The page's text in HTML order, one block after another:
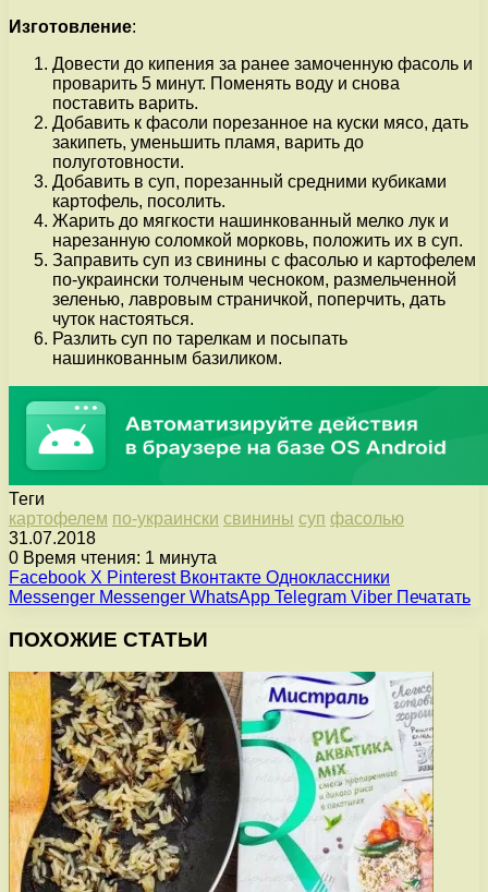
Изготовление:
Довести до кипения за ранее замоченную фасоль и
проварить 5 минут. Поменять воду и снова
поставить варить.
Добавить к фасоли порезанное на куски мясо, дать
закипеть, уменьшить пламя, варить до
полуготовности.
Добавить в суп, порезанный средними кубиками
картофель, посолить.
Жарить до мягкости нашинкованный мелко лук и
нарезанную соломкой морковь, положить их в суп.
Заправить суп из свинины с фасолью и картофелем
по-украински толченым чесноком, размельченной
зеленью, лавровым страничкой, поперчить, дать
чуток настояться.
Разлить суп по тарелкам и посыпать
нашинкованным базиликом.
Теги
картофелем по-украински свинины суп фасолью
31.07.2018
0 Время чтения: 1 минута
Facebook X Pinterest Вконтакте Одноклассники
Messenger Messenger WhatsApp Telegram Viber Печатать
ПОХОЖИЕ СТАТЬИ